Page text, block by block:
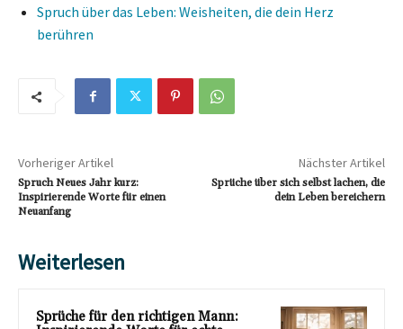
Spruch über das Leben: Weisheiten, die dein Herz
berühren
Vorheriger Artikel
Spruch Neues Jahr kurz:
Inspirierende Worte für einen
Neuanfang
Nächster Artikel
Sprüche über sich selbst lachen, die
dein Leben bereichern
Weiterlesen
Sprüche für den richtigen Mann: